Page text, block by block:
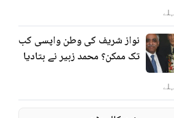
نواز شریف کی وطن واپسی کب
تک ممکن؟ محمد زبیر نے بتادیا